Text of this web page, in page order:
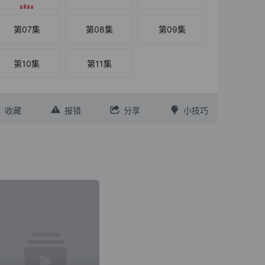
收藏  报错  分享  小技巧
第07集 第08集 第09集
第10集 第11集